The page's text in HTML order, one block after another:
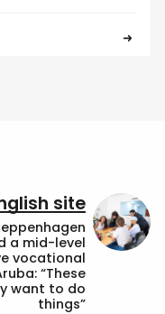
site
a mid-level
vocational
“These
want to do
things”